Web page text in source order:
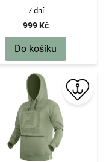
7 dní
999 Kč
Do košíku